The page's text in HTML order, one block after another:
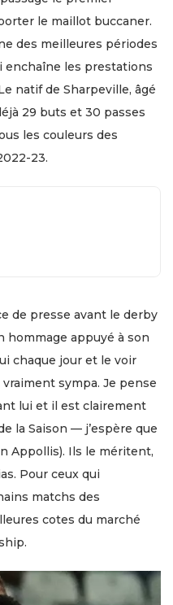
le maillot buccaner.
des meilleures périodes
enchaîne les prestations
natif de Sharpeville, âgé
29 buts et 30 passes
les couleurs des
23.
de presse avant le derby
hommage appuyé à son
chaque jour et le voir
vraiment sympa. Je pense
lui et il est clairement
la Saison — j’espère que
Appollis). Ils le méritent,
Pour ceux qui
matchs des
cotes du marché